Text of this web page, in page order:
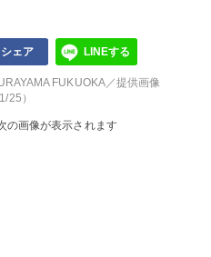
シェア LINEする
FUKUOKA／提供画像
25）
の画像が表示されます